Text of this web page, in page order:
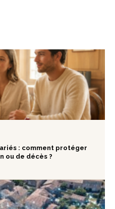
: comment protéger
ou de décès ?